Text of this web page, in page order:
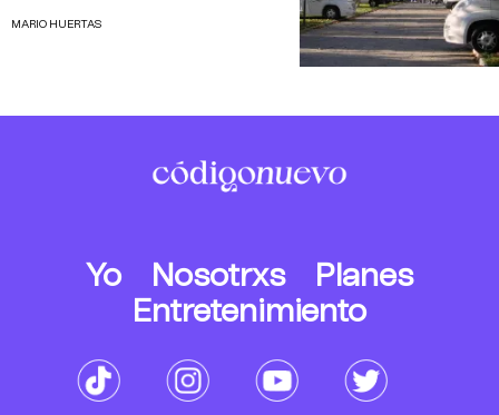
MARIO HUERTAS
Yo Nosotrxs
Planes
Entretenimiento